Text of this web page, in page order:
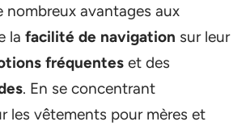
nombreux avantages aux
la facilité de navigation sur leur
fréquentes et des
. En se concentrant
les vêtements pour mères et